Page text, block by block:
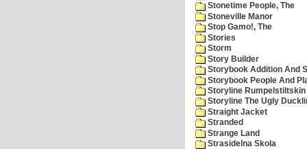
Stonetime People, The
Stoneville Manor
Stop Gamo!, The
Stories
Storm
Story Builder
Storybook Addition And
Storybook People And
Storyline Rumpelstiltskin
Storyline The Ugly
Straight Jacket
Stranded
Strange Land
Strasidelna Skola